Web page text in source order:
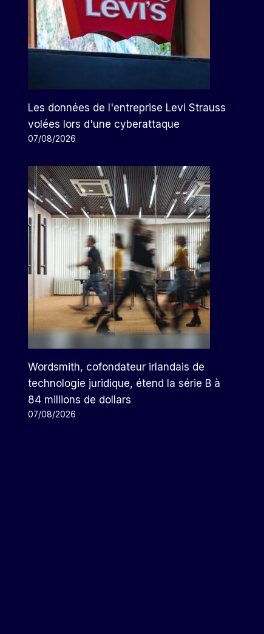
Les données de l'entreprise Levi Strauss
volées lors d'une cyberattaque
07/08/2026
Wordsmith, cofondateur irlandais de
technologie juridique, étend la série B à
84 millions de dollars
07/08/2026